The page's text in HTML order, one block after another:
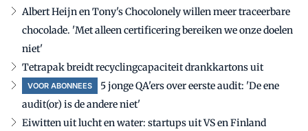
Albert Heijn en Tony's Chocolonely willen meer traceerbare
chocolade. 'Met alleen certificering bereiken we onze doelen
niet'
Tetrapak breidt recyclingcapaciteit drankkartons uit
VOOR ABONNEES
5 jonge QA'ers over eerste audit: 'De ene
audit(or) is de andere niet'
Eiwitten uit lucht en water: startups uit VS en Finland